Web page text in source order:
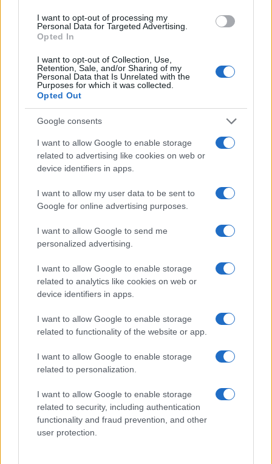
I want to opt-out of processing my
Personal Data for Targeted Advertising.
Opted In
I want to opt-out of Collection, Use,
Retention, Sale, and/or Sharing of my
Personal Data that Is Unrelated with the
Purposes for which it was collected.
Opted Out
Google consents
I want to allow Google to enable storage
related to advertising like cookies on web or
device identifiers in apps.
I want to allow my user data to be sent to
Google for online advertising purposes.
I want to allow Google to send me
personalized advertising.
I want to allow Google to enable storage
related to analytics like cookies on web or
device identifiers in apps.
I want to allow Google to enable storage
related to functionality of the website or app.
I want to allow Google to enable storage
related to personalization.
I want to allow Google to enable storage
related to security, including authentication
functionality and fraud prevention, and other
user protection.
GalluraOggi.it
Ricevi le nostre ultime news
Google News
Condividi l'articolo
F
a
ce
b
o
o
T
w
it
te
r
Pi
n
te
re
st
W
h
at
s
A
p
p
S
h
a
Articolo precedente
Prossimo articolo
NOTIZIE RECENTI
Le previsioni meteo per il weekend a Olbia e in
vivo: un amico vip svela come fa
Calangianus, dopo le polemiche il centro